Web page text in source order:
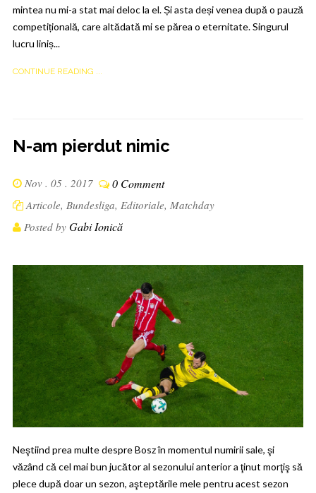
mintea nu mi-a stat mai deloc la el. Și asta deși venea după o pauză
competițională, care altădată mi se părea o eternitate. Singurul
lucru liniș...
CONTINUE READING ...
N-am pierdut nimic
Nov . 05 . 2017 0 Comment
Articole, Bundesliga, Editoriale, Matchday
Posted by Gabi Ionică
Neştiind prea multe despre Bosz în momentul numirii sale, şi
văzând că cel mai bun jucător al sezonului anterior a ţinut morţiş să
plece după doar un sezon, aşteptările mele pentru acest sezon